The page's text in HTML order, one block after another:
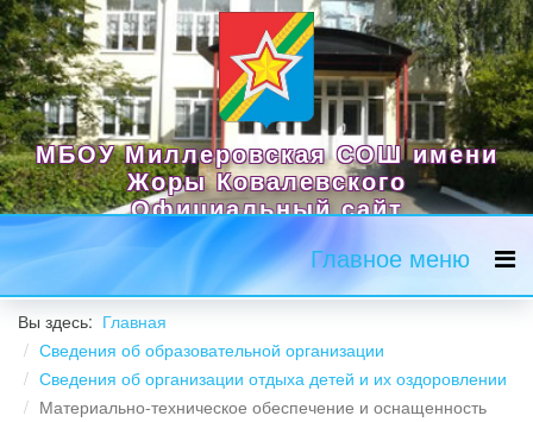
МБОУ Миллеровская СОШ имени
Жоры Ковалевского
Официальный сайт
Главное меню
Вы здесь: Главная
Сведения об образовательной организации
Сведения об организации отдыха детей и их оздоровлении
Материально-техническое обеспечение и оснащенность